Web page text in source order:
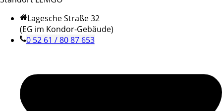
Lagesche Straße 32
(EG im Kondor-Gebäude)
0 52 61 / 80 87 653